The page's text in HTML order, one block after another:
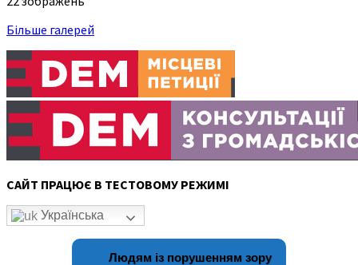
Більше галерей
САЙТ ПРАЦЮЄ В ТЕСТОВОМУ РЕЖИМІ
Українська
Людям із порушенням зору